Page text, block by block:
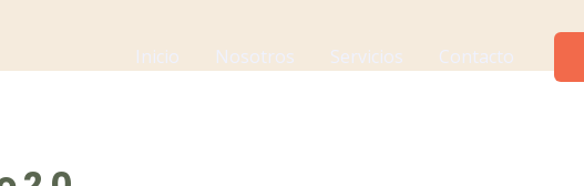
Inicio Nosotros Servicios Contacto